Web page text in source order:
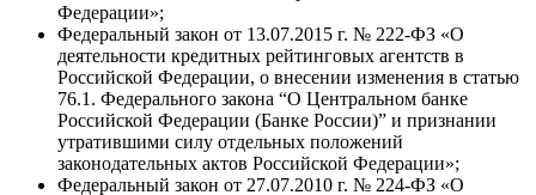
Федерации»;
Федеральный закон от 13.07.2015 г. № 222-ФЗ «О
деятельности кредитных рейтинговых агентств в
Российской Федерации, о внесении изменения в статью
76.1. Федерального закона “О Центральном банке
Российской Федерации (Банке России)” и признании
утратившими силу отдельных положений
законодательных актов Российской Федерации»;
Федеральный закон от 27.07.2010 г. № 224-ФЗ «О